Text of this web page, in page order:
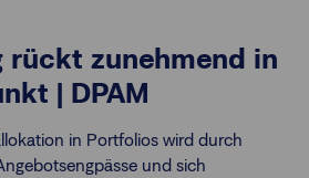
rückt zunehmend in
| DPAM
in Portfolios wird durch
und sich